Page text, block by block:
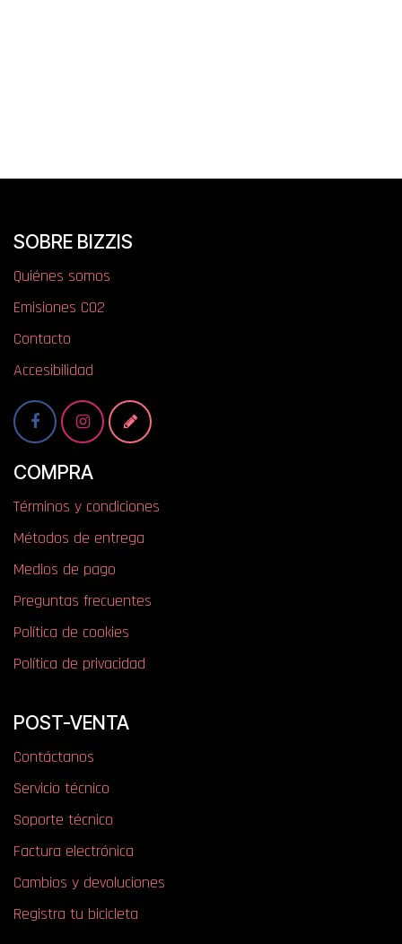
SOBRE BIZZIS
Quiénes somos
​​​​​​​​E​mi​si​one​s​ ​C​O​2
Contacto
Accesibilidad
COMPRA
Términos y condiciones
Métodos de entrega
Medios de pago
Preguntas frecuentes
Política de cookies
Política de privacidad
POST-VENTA
Contáctanos
Servicio técnico
Soporte técnico
Factura electrónica
Cambios y devoluciones
Registra tu bicicleta